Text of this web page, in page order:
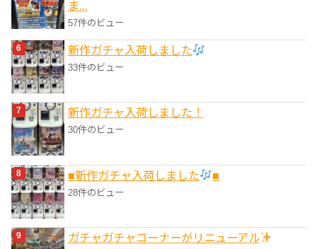
ま...
57件のビュー
新作ガチャ入荷しました
33件のビュー
新作ガチャ入荷しました！
30件のビュー
■新作ガチャ入荷しました ■
28件のビュー
ガチャガチャコーナーがリニューアル